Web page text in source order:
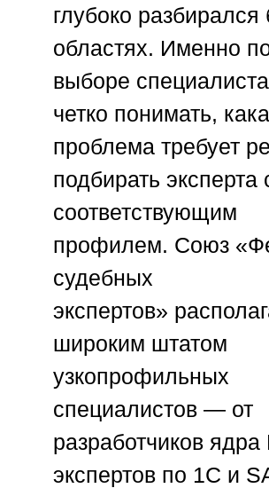
глубоко
областях. Именно
выборе
четко понимать,
проблема требует
подбирать эксперта
соответствующим
профилем. Союз
судебных
экспертов»
широким штатом
узкопрофильных
специалистов — от
разработчиков
экспертов по 1С и